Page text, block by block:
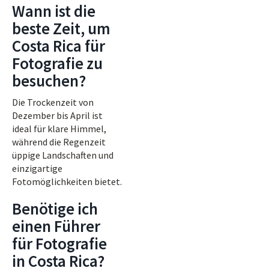
Wann ist die
beste Zeit, um
Costa Rica für
Fotografie zu
besuchen?
Die Trockenzeit von
Dezember bis April ist
ideal für klare Himmel,
während die Regenzeit
üppige Landschaften und
einzigartige
Fotomöglichkeiten bietet.
Benötige ich
einen Führer
für Fotografie
in Costa Rica?